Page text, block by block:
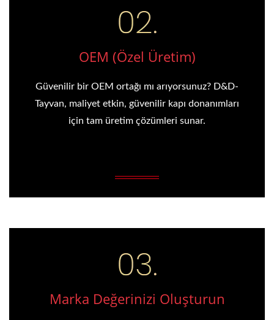
OEM (Özel Üretim)
Güvenilir bir OEM ortağı mı arıyorsunuz? D&D-
Tayvan, maliyet etkin, güvenilir kapı donanımları
için tam üretim çözümleri sunar.
Marka Değerinizi Oluşturun